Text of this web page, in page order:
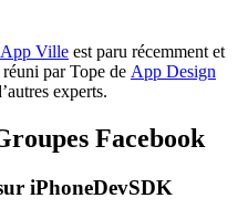
App Ville est paru récemment et
par Tope de App Design
experts.
Facebook
iPhoneDevSDK